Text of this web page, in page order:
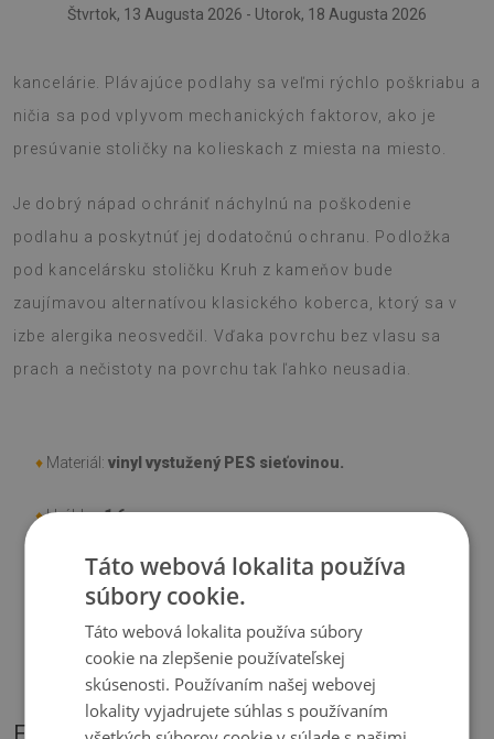
Štvrtok, 13 Augusta 2026 - Utorok, 18 Augusta 2026
kancelárie. Plávajúce podlahy sa veľmi rýchlo poškriabu a
ničia sa pod vplyvom mechanických faktorov, ako je
presúvanie stoličky na kolieskach z miesta na miesto.
Je dobrý nápad ochrániť náchylnú na poškodenie
podlahu a poskytnúť jej dodatočnú ochranu. Podložka
pod kancelársku stoličku Kruh z kameňov bude
zaujímavou alternatívou klasického koberca, ktorý sa v
izbe alergika neosvedčil. Vďaka povrchu bez vlasu sa
prach a nečistoty na povrchu tak ľahko neusadia.
♦ Materiál: vinyl vystužený PES sieťovinou.
♦Hrúbka:1,6 mm.
Odtiene Podložky pod stoličku sa môžu líšiť od vizualizácie
Podložka je určená na použitie na tvrdom povrchu. Pri
položení na mäkký povrch sa môže ohnúť a posunúť.
FOTOGRAFIE NÁŠHO PRODUKTU
Táto webová lokalita používa
súbory cookie.
Táto webová lokalita používa súbory
cookie na zlepšenie používateľskej
skúsenosti. Používaním našej webovej
lokality vyjadrujete súhlas s používaním